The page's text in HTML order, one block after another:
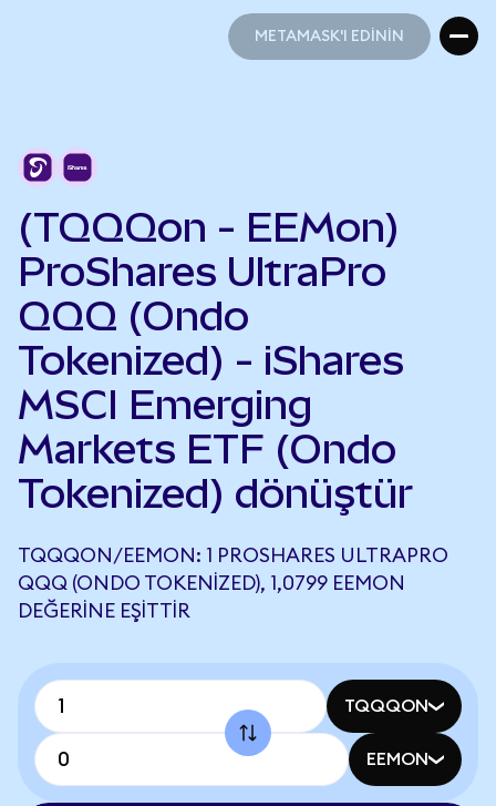
METAMASK'I EDİNİN
(TQQQon - EEMon)
ProShares UltraPro
QQQ (Ondo
Tokenized) - iShares
MSCI Emerging
Markets ETF (Ondo
Tokenized) dönüştür
TQQQON/EEMON: 1 PROSHARES ULTRAPRO
QQQ (ONDO TOKENIZED), 1,0799 EEMON
DEĞERINE EŞITTIR
TQQQON
EEMON